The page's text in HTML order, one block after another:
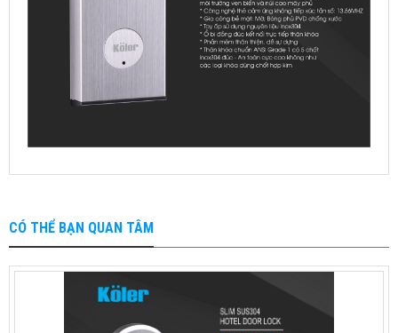
CÓ THỂ BẠN QUAN TÂM